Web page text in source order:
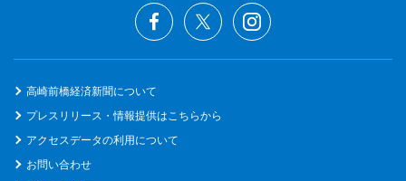
高崎前橋経済新聞について
プレスリリース・情報提供はこちらから
アクセスデータの利用について
お問い合わせ